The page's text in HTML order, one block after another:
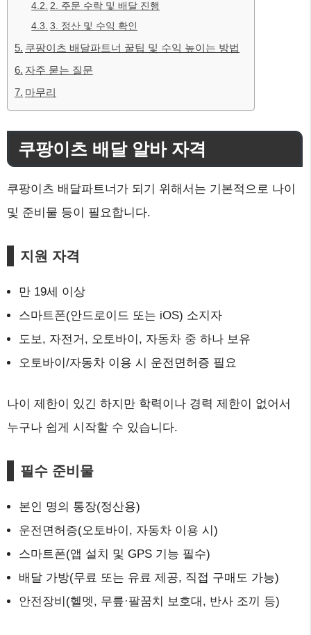
2. 주문 수락 및 배달 진행
3. 정산 및 수익 확인
쿠팡이츠 배달파트너 꿀팁 및 수익 높이는 방법
자주 묻는 질문
마무리
쿠팡이츠 배달 알바 자격
쿠팡이츠 배달파트너가 되기 위해서는 기본적으로 나이
및 준비물 등이 필요합니다.
지원 자격
만 19세 이상
스마트폰(안드로이드 또는 iOS) 소지자
도보, 자전거, 오토바이, 자동차 중 하나 보유
오토바이/자동차 이용 시 운전면허증 필요
나이 제한이 있긴 하지만 학력이나 경력 제한이 없어서
누구나 쉽게 시작할 수 있습니다.
필수 준비물
본인 명의 통장(정산용)
운전면허증(오토바이, 자동차 이용 시)
스마트폰(앱 설치 및 GPS 기능 필수)
배달 가방(무료 또는 유료 제공, 직접 구매도 가능)
안전장비(헬멧, 무릎·팔꿈치 보호대, 반사 조끼 등)